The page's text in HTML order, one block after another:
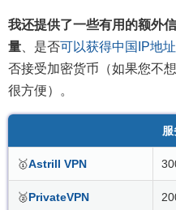
我还提供了一些有用的额外
量 、是否可以获得中国IP地址
否接受加密货币（如果您不
很方便）。
🥇Astrill VPN
🥈PrivateVPN